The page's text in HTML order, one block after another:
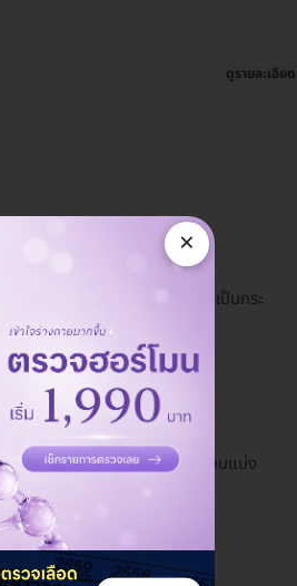
ดูรายละเอียด
ตรวจคืออะไร?
การตรวจ เนื่องจากการตรวจยีนเป็นกระ
กาย.
รหลายใบได้หรือไม่?
แจ้งแอดมินเพื่อออกลิงก์ชำระแบบแบ่ง
การตรวจได้หรือไม่?
×